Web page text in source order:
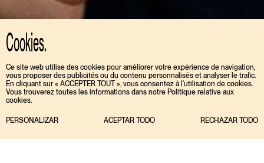
Cookies.
Ce site web utilise des cookies pour améliorer votre expérience de navigation,
vous proposer des publicités ou du contenu personnalisés et analyser le trafic.
En cliquant sur « ACCEPTER TOUT », vous consentez à l'utilisation de cookies.
Vous trouverez toutes les informations dans notre Politique relative aux
cookies.
PERSONALIZAR ACEPTAR TODO RECHAZAR TODO